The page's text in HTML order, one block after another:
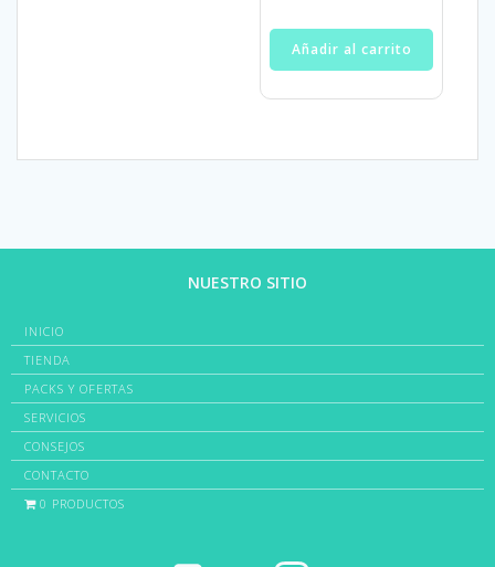
Añadir al carrito
NUESTRO SITIO
INICIO
TIENDA
PACKS Y OFERTAS
SERVICIOS
CONSEJOS
CONTACTO
0 PRODUCTOS